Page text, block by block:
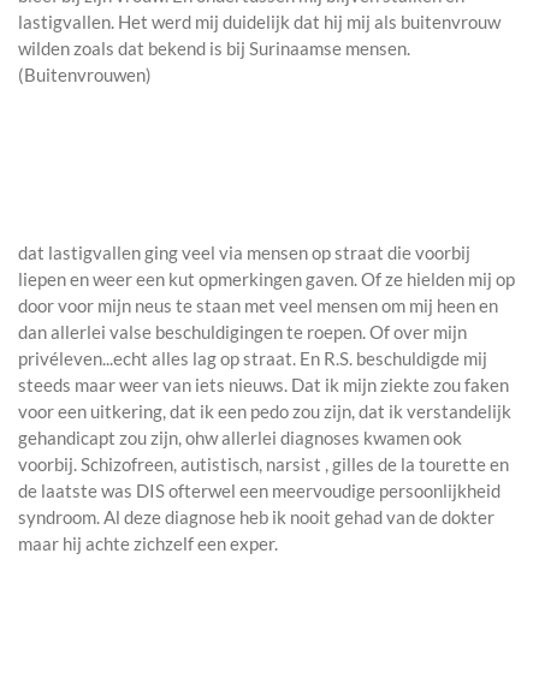
lastigvallen. Het werd mij duidelijk dat hij mij als buitenvrouw
wilden zoals dat bekend is bij Surinaamse mensen.
(Buitenvrouwen)
dat lastigvallen ging veel via mensen op straat die voorbij
liepen en weer een kut opmerkingen gaven. Of ze hielden mij op
door voor mijn neus te staan met veel mensen om mij heen en
dan allerlei valse beschuldigingen te roepen. Of over mijn
privéleven...echt alles lag op straat. En R.S. beschuldigde mij
steeds maar weer van iets nieuws. Dat ik mijn ziekte zou faken
voor een uitkering, dat ik een pedo zou zijn, dat ik verstandelijk
gehandicapt zou zijn, ohw allerlei diagnoses kwamen ook
voorbij. Schizofreen, autistisch, narsist , gilles de la tourette en
de laatste was DIS ofterwel een meervoudige persoonlijkheid
syndroom. Al deze diagnose heb ik nooit gehad van de dokter
maar hij achte zichzelf een exper.